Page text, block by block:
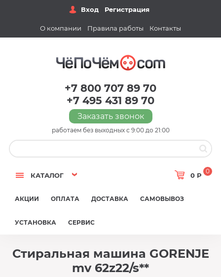
Вход Регистрация
О компании Правила работы Контакты
+7 800 707 89 70
+7 495 431 89 70
Заказать звонок
работаем без выходных с 9:00 до 21:00
КАТАЛОГ 0 Р
0
АКЦИИ ОПЛАТА ДОСТАВКА САМОВЫВОЗ
УСТАНОВКА СЕРВИС
Стиральная машина GORENJE
mv 62z22/s**